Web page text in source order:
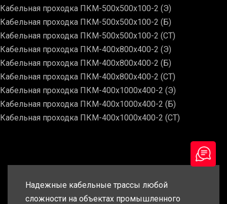
Кабельная проходка ПКМ-500х500х100-2 (Э)
Кабельная проходка ПКМ-500х500х100-2 (Б)
Кабельная проходка ПКМ-500х500х100-2 (СТ)
Кабельная проходка ПКМ-400х800х400-2 (Э)
Кабельная проходка ПКМ-400х800х400-2 (Б)
Кабельная проходка ПКМ-400х800х400-2 (СТ)
Кабельная проходка ПКМ-400х1000х400-2 (Э)
Кабельная проходка ПКМ-400х1000х400-2 (Б)
Кабельная проходка ПКМ-400х1000х400-2 (СТ)
Надежные кабельные трассы любой
сложности на объектах промышленного